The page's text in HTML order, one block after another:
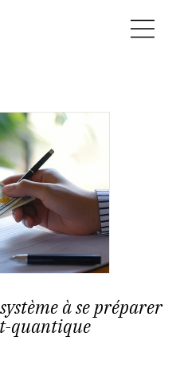
à se préparer
quantique